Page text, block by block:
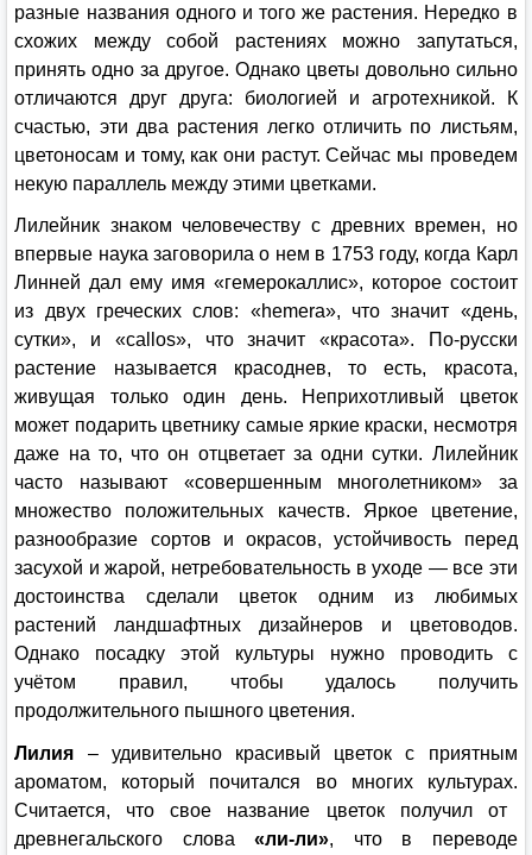
разные названия одного и того же растения. Нередко в
схожих между собой растениях можно запутаться,
принять одно за другое. Однако цветы довольно сильно
отличаются друг друга: биологией и агротехникой. К
счастью, эти два растения легко отличить по листьям,
цветоносам и тому, как они растут. Сейчас мы проведем
некую параллель между этими цветками.
Лилейник знаком человечеству с древних времен, но
впервые наука заговорила о нем в 1753 году, когда Карл
Линней дал ему имя «гемерокаллис», которое состоит
из двух греческих слов: «hemera», что значит «день,
сутки», и «callos», что значит «красота». По-русски
растение называется красоднев, то есть, красота,
живущая только один день. Неприхотливый цветок
может подарить цветнику самые яркие краски, несмотря
даже на то, что он отцветает за одни сутки. Лилейник
часто называют «совершенным многолетником» за
множество положительных качеств. Яркое цветение,
разнообразие сортов и окрасов, устойчивость перед
засухой и жарой, нетребовательность в уходе — все эти
достоинства сделали цветок одним из любимых
растений ландшафтных дизайнеров и цветоводов.
Однако посадку этой культуры нужно проводить с
учётом правил, чтобы удалось получить
продолжительного пышного цветения.
Лилия – удивительно красивый цветок с приятным
ароматом, который почитался во многих культурах.
Считается, что свое название цветок получил от
древнегальского слова«ли-ли», что в переводе